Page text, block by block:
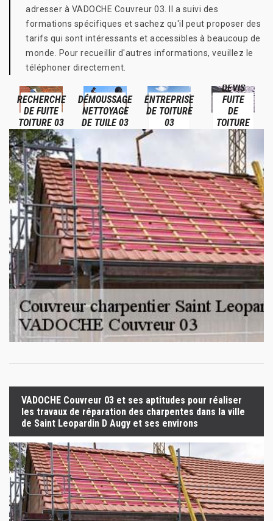
adresser à VADOCHE Couvreur 03. Il a suivi des
formations spécifiques et sachez qu'il peut proposer des
tarifs qui sont intéressants et accessibles à beaucoup de
monde. Pour recueillir d'autres informations, veuillez le
téléphoner directement.
RECHERCHE
DE FUITE
TOITURE 03
DÉMOUSSAGE
NETTOYAGE
DE TUILE 03
ENTREPRISE
DE TOITURE
03
DEVIS
FUITE
DE
TOITURE
03
VADOCHE Couvreur 03 et ses aptitudes pour réaliser
les travaux de réparation des charpentes dans la ville
de Saint Leopardin D Augy et ses environs